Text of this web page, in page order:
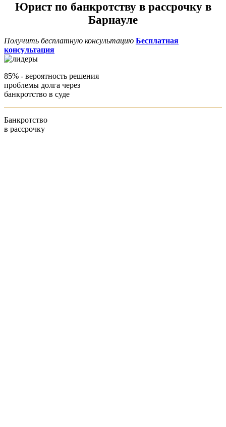
Юрист по банкротству в рассрочку в
Барнауле
Получить бесплатную консультацию Бесплатная
консультация
85% - вероятность решения
проблемы долга через
банкротство в суде
Банкротство
в рассрочку